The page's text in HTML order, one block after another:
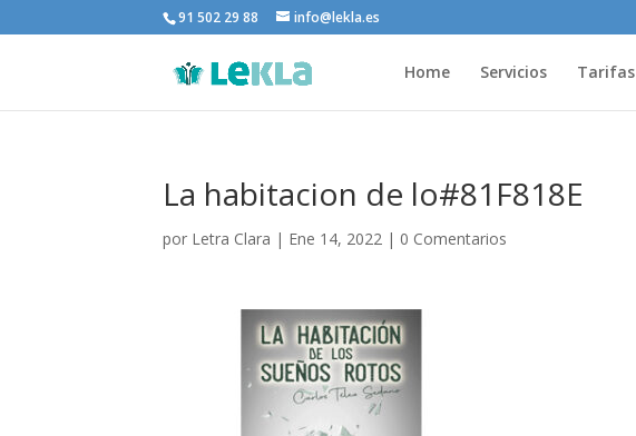
91 502 29 88 info@lekla.es
Home Servicios Tarifas
La habitacion de lo#81F818E
por Letra Clara | Ene 14, 2022| 0 Comentarios